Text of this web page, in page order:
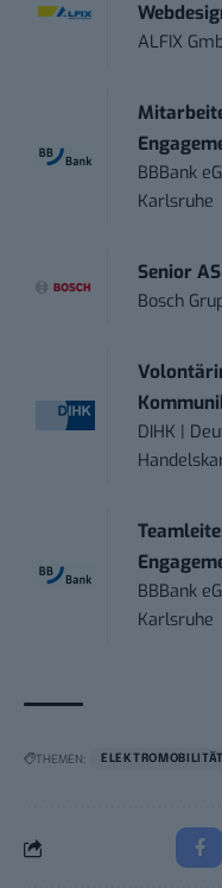
ALFIX
BBBank eG
Karlsruhe
Senior
Bosch
DIHK |
BBBank eG
Karlsruhe
THEMEN: ELEKTROMOBILITÄT